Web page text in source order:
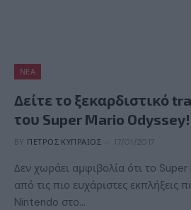
ΝΈΑ
Δείτε το ξεκαρδιστικό
του Super Mario Odyssey!
BY ΠΈΤΡΟΣ ΚΥΠΡΑΊΟΣ 17/01/2017
Δεν χωράει αμφιβολία ότι το
από τις πιο ευχάριστες εκπλήξεις
Nintendo στο…